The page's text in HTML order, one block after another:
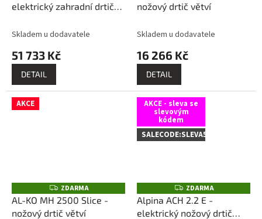
A
elektrický zahradní drtič
provozu v našem servisu
Skladem u dodavatele
51 733 Kč
DETAIL
nožový drtič větví
Skladem u dodavatele
16 266 Kč
DETAIL
AKCE
Z
D
A
R
ZDARMA
AL-KO MH 2500 Slice -
nožový drtič větví
AKCE - sleva se
slevovým
kódem
SALECODE:SLEVA5:5:%
Z
D
A
R
ZDARMA
Alpina ACH 2.2 E -
elektrický nožový drtič